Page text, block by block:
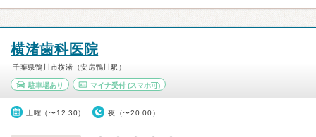
横渚歯科医院
千葉県鴨川市横渚（安房鴨川駅）
駐車場あり マイナ受付(スマホ可)
土曜（〜12:30） 夜（〜20:00）